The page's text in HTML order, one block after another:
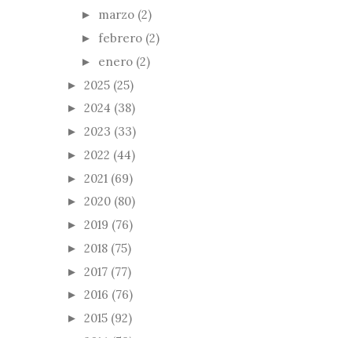
► marzo (2)
► febrero (2)
► enero (2)
► 2025 (25)
► 2024 (38)
► 2023 (33)
► 2022 (44)
► 2021 (69)
► 2020 (80)
► 2019 (76)
► 2018 (75)
► 2017 (77)
► 2016 (76)
► 2015 (92)